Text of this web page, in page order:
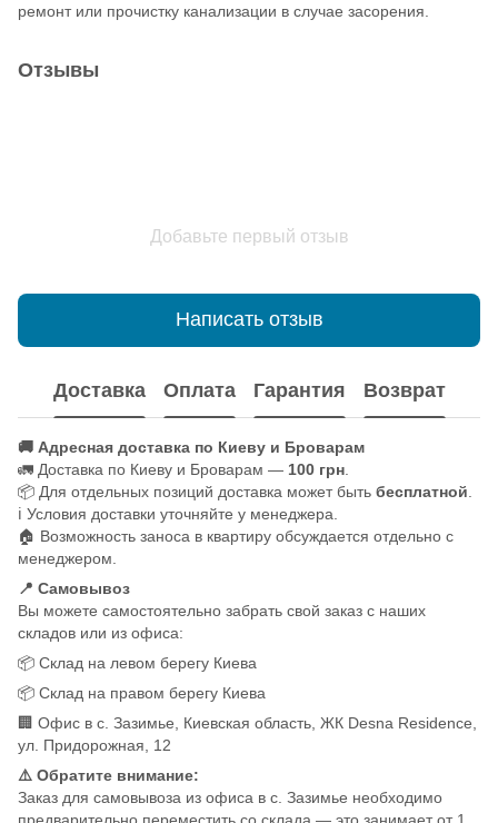
ремонт или прочистку канализации в случае засорения.
Отзывы
Добавьте первый отзыв
Написать отзыв
Доставка Оплата Гарантия Возврат
🚚 Адресная доставка по Киеву и Броварам
🚛 Доставка по Киеву и Броварам — 100 грн
📦 Для отдельных позиций доставка может быть бесплатной
ℹ️ Условия доставки уточняйте у менеджера.
🏠 Возможность заноса в квартиру обсуждается отдельно с
менеджером.
📍 Самовывоз
Вы можете самостоятельно забрать свой заказ с наших
складов или из офиса:
📦 Склад на левом берегу Киева
📦 Склад на правом берегу Киева
🏢 Офис в с. Зазимье, Киевская область, ЖК Desna Residence,
ул. Придорожная, 12
⚠️ Обратите внимание:
Заказ для самовывоза из офиса в с. Зазимье необходимо
предварительно переместить со склада — это занимает от 1